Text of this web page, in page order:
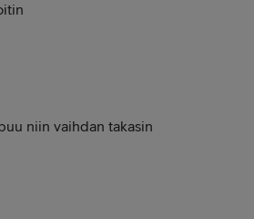
niin vaihdan takasin